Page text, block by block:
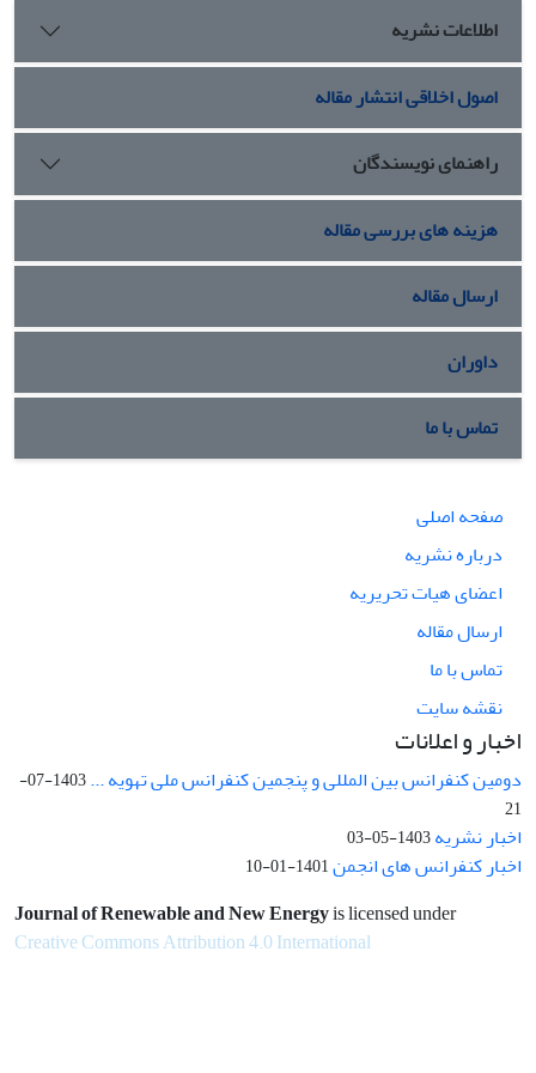
اطلاعات نشریه
اصول اخلاقی انتشار مقاله
راهنمای نویسندگان
هزینه های بررسی مقاله
ارسال مقاله
داوران
تماس با ما
صفحه اصلی
درباره نشریه
اعضای هیات تحریریه
ارسال مقاله
تماس با ما
نقشه سایت
اخبار و اعلانات
دومین کنفرانس بین المللی و پنجمین کنفرانس ملی تهویه ...
1403-07-
21
اخبار نشریه1403-05-03
اخبار کنفرانس های انجمن1401-01-10
Journal of Renewable and New Energyis licensed under
Creative Commons Attribution 4.0 International